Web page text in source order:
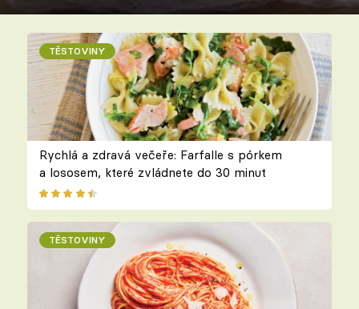
TĚSTOVINY
Rychlá a zdravá večeře: Farfalle s pórkem
a lososem, které zvládnete do 30 minut
TĚSTOVINY